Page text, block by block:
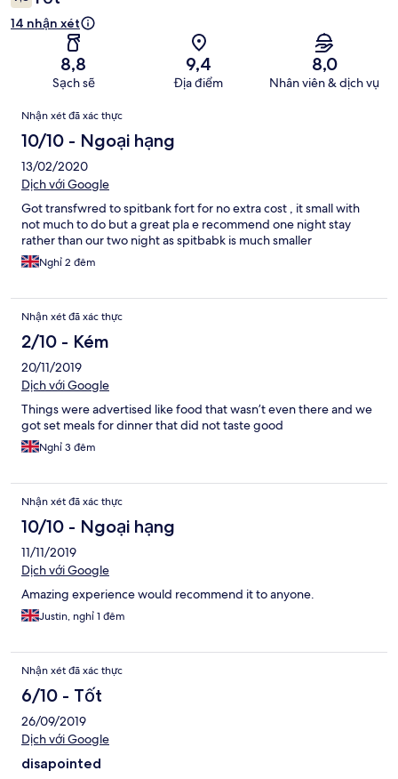
14 nhận xét
8,8
Sạch sẽ
9,4
Địa điểm
8,0
Nhân viên & dịch vụ
Nhận
xét
Nhận xét đã xác thực
10/10 - Ngoại hạng
13/02/2020
Dịch với Google
Got transfwred to spitbank fort for no extra cost , it small with
not much to do but a great pla e recommend one night stay
rather than our two night as spitbabk is much smaller
Nghỉ 2 đêm
Nhận xét đã xác thực
2/10 - Kém
20/11/2019
Dịch với Google
Things were advertised like food that wasn’t even there and we
got set meals for dinner that did not taste good
Nghỉ 3 đêm
Nhận xét đã xác thực
10/10 - Ngoại hạng
11/11/2019
Dịch với Google
Amazing experience would recommend it to anyone.
Justin, nghỉ 1 đêm
Nhận xét đã xác thực
6/10 - Tốt
26/09/2019
Dịch với Google
disapointed